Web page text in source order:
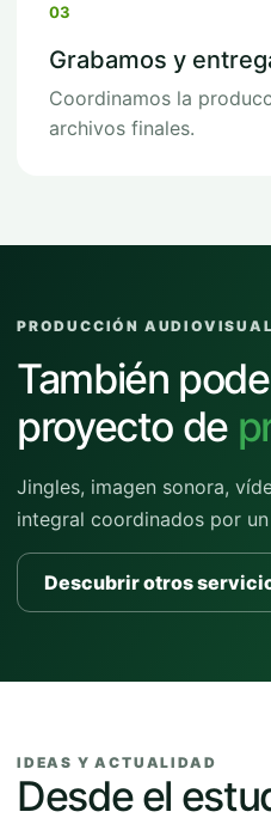
03
Grabamos y
Coordinamos la
archivos finales.
PRODUCCIÓN AUDIOVISUAL
También
proyecto de
Jingles, imagen sonora,
integral coordinados por
Descubrir otros
IDEAS Y ACTUALIDAD
Desde el